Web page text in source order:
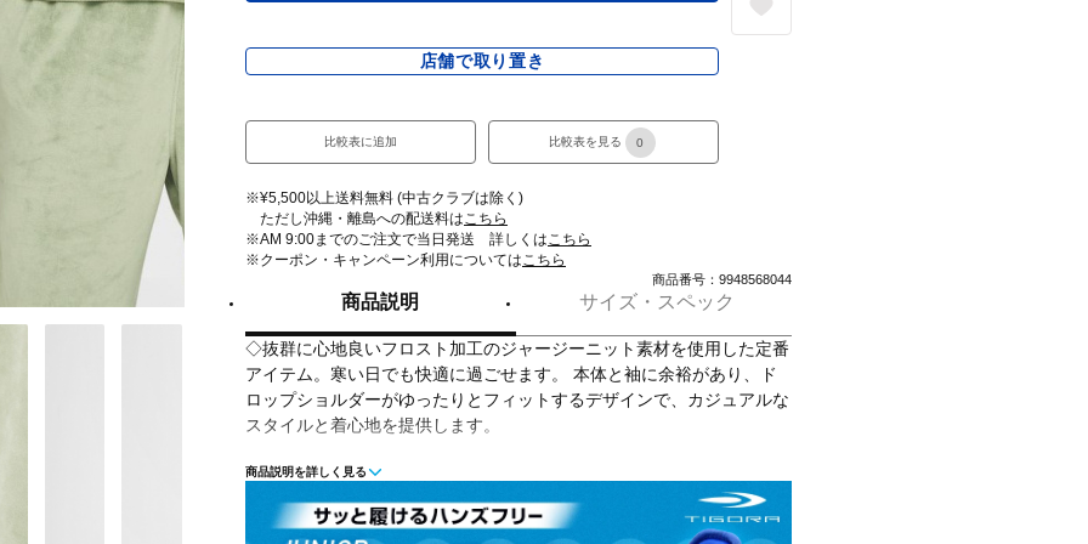
店舗で取り置き
比較表に追加 比較表を見る 0
※¥5,500以上送料無料 (中古クラブは除く)
ただし沖縄・離島への配送料はこちら
※AM 9:00までのご注文で当日発送 詳しくはこちら
※クーポン・キャンペーン利用についてはこちら
商品番号：9948568044
商品説明 サイズ・スペック
◇抜群に心地良いフロスト加工のジャージーニット素材を使用した定番
アイテム。寒い日でも快適に過ごせます。 本体と袖に余裕があり、ド
ロップショルダーがゆったりとフィットするデザインで、カジュアルな
スタイルと着心地を提供します。
■カラー(メーカー表記)：
スモークグリーン(386：OIL GREEN/JADE HORIZON)
ブラック(010：BLACK/ANTHRACITE)
商品説明を詳しく見る